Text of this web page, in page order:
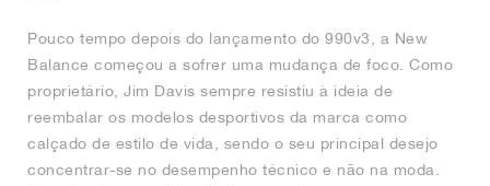
Pouco tempo depois do lançamento do 990v3, a New
Balance começou a sofrer uma mudança de foco. Como
proprietário, Jim Davis sempre resistiu à ideia de
reembalar os modelos desportivos da marca como
calçado de estilo de vida, sendo o seu principal desejo
concentrar-se no desempenho técnico e não na moda.